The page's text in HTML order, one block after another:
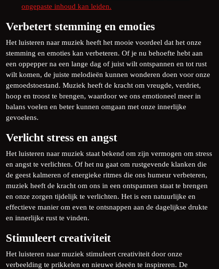
ongepaste inhoud kan leiden.
Verbetert stemming en emoties
Het luisteren naar muziek heeft het mooie voordeel dat het onze
stemming en emoties kan verbeteren. Of je nu behoefte hebt aan
een oppepper na een lange dag of juist wilt ontspannen en tot rust
wilt komen, de juiste melodieën kunnen wonderen doen voor onze
gemoedstoestand. Muziek heeft de kracht om vreugde, verdriet,
hoop en troost te brengen, waardoor we ons emotioneel meer in
balans voelen en beter kunnen omgaan met onze innerlijke
gevoelens.
Verlicht stress en angst
Het luisteren naar muziek staat bekend om zijn vermogen om stress
en angst te verlichten. Of het nu gaat om rustgevende klanken die
de geest kalmeren of energieke ritmes die ons humeur verbeteren,
muziek heeft de kracht om ons in een ontspannen staat te brengen
en onze zorgen tijdelijk te verlichten. Het is een natuurlijke en
effectieve manier om even te ontsnappen aan de dagelijkse drukte
en innerlijke rust te vinden.
Stimuleert creativiteit
Het luisteren naar muziek stimuleert creativiteit door onze
verbeelding te prikkelen en nieuwe ideeën te inspireren. De